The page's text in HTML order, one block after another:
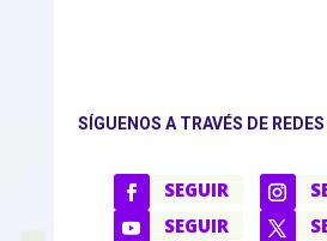
SÍGUENOS A TRAVÉS DE
SEGUIR
SEGUIR